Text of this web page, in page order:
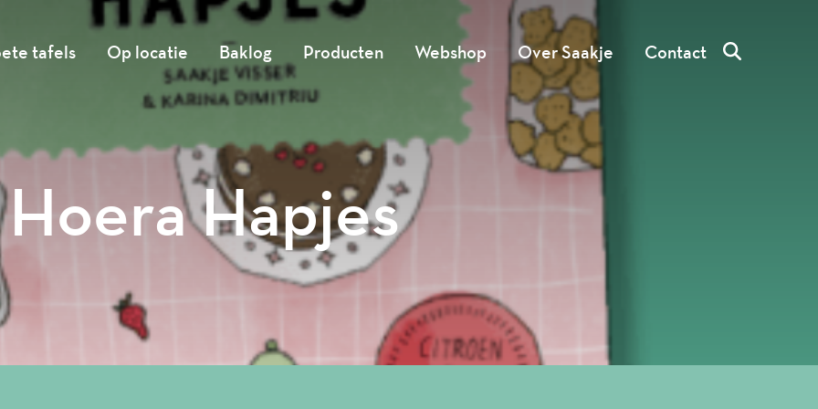
tafels Op locatie Baklog Producten Webshop Over Saakje Contact
Hoera Hapjes